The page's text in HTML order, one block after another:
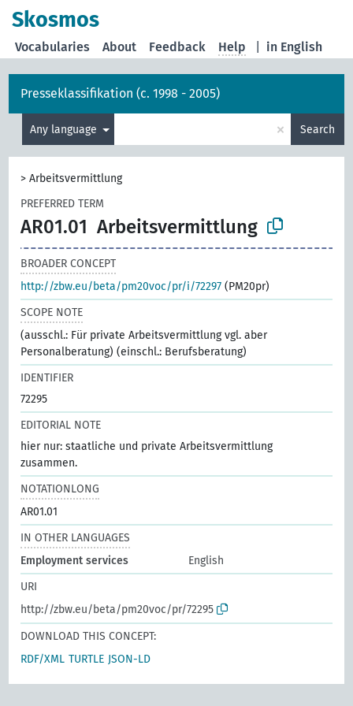
Skosmos
in English
Vocabularies About Feedback Help
Presseklassifikation (c. 1998 - 2005)
Any language × Search
>Arbeitsvermittlung
PREFERRED TERM
AR01.01 Arbeitsvermittlung
BROADER CONCEPT
http://zbw.eu/beta/pm20voc/pr/i/72297 (PM20pr)
SCOPE NOTE
(ausschl.: Für private Arbeitsvermittlung vgl. aber
Personalberatung) (einschl.: Berufsberatung)
IDENTIFIER
72295
EDITORIAL NOTE
hier nur: staatliche und private Arbeitsvermittlung
zusammen.
NOTATIONLONG
AR01.01
IN OTHER LANGUAGES
Employment services
English
URI
http://zbw.eu/beta/pm20voc/pr/72295
DOWNLOAD THIS CONCEPT:
RDF/XML TURTLE JSON-LD